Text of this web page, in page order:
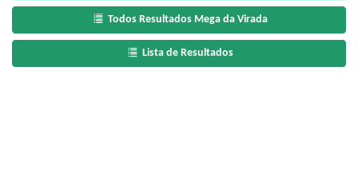
Todos Resultados Mega da Virada
Lista de Resultados